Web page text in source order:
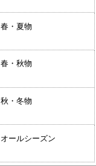
春・夏物
春・秋物
秋・冬物
オールシーズン